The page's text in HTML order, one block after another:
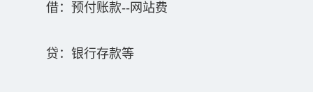
借：预付账款--网站费
贷：银行存款等